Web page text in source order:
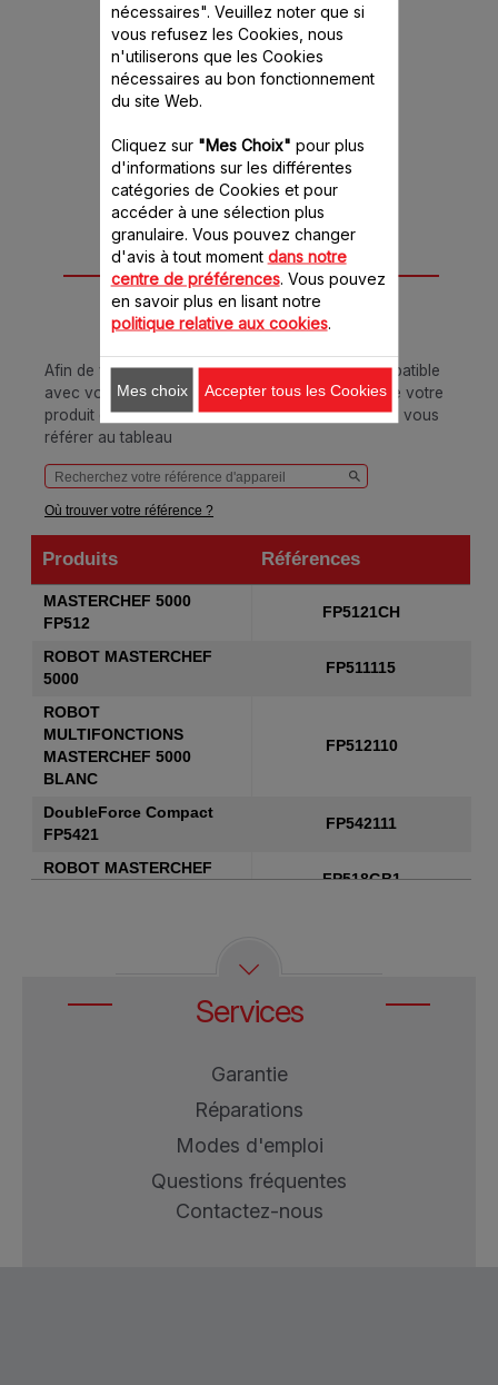
5.50 CHF
Conçu pour 5
produit(s)
Afin de vous assurer que cet article est bien compatible
avec votre appareil, veuillez saisir la référence de votre
produit dans la barre de recherche ci-dessous ou vous
référer au tableau
Où trouver votre référence ?
Produits
Références
Produits
MASTERCHEF 5000
FP512
FP5121CH
ROBOT MASTERCHEF
5000
FP511115
ROBOT
MULTIFONCTIONS
MASTERCHEF 5000
BLANC
FP512110
DoubleForce Compact
FP5421
FP542111
ROBOT MASTERCHEF
FP518GB1
Services
Garantie
Réparations
Modes d'emploi
Questions fréquentes
Contactez-nous
nécessaires". Veuillez noter que si
vous refusez les Cookies, nous
n'utiliserons que les Cookies
nécessaires au bon fonctionnement
du site Web.
Cliquez sur "Mes Choix" pour plus
d'informations sur les différentes
catégories de Cookies et pour
accéder à une sélection plus
granulaire. Vous pouvez changer
d'avis à tout moment dans notre
centre de préférences. Vous pouvez
en savoir plus en lisant notre
politique relative aux cookies.
Mes choix Accepter tous les Cookies